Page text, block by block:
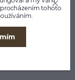
kůň
se svým
tohoto